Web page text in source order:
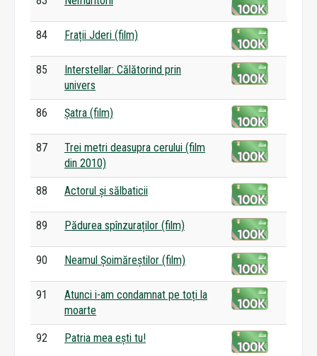
84 Frații Jderi (film)
85
Interstellar: Călătorind prin
univers
86 Șatra (film)
87
Trei metri deasupra cerului (film
din 2010)
88 Actorul și sălbaticii
89 Pădurea spînzuraților (film)
90 Neamul Șoimăreștilor (film)
91
Atunci i-am condamnat pe toți la
moarte
92 Patria mea ești tu!